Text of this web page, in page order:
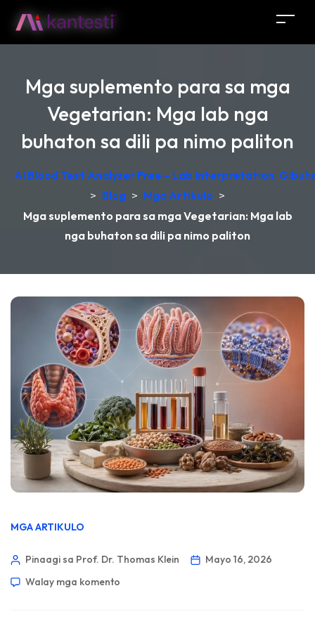
Mga suplemento para sa mga
Vegetarian: Mga lab nga
buhaton sa dili pa nimo paliton
AI Blood Test Analyzer Free – Lab Interpretation,
> Blog > Mga Artikulo >
Mga suplemento para sa mga Vegetarian: Mga lab
nga buhaton sa dili pa nimo paliton
MGA ARTIKULO
Pinaagi sa Prof. Dr. Thomas Klein
Mayo 16, 2026
Walay mga komento